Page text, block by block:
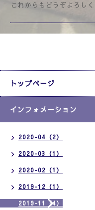
これからもどうぞよろし
トップページ
インフォメーション
2020-04（2）
2020-03（1）
2020-02（1）
2019-12（1）
2019-11（4）